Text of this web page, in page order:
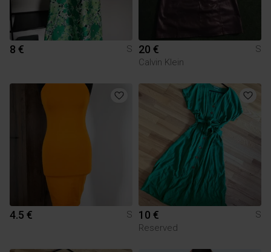
8 € S 20 €
S
Calvin Klein
4.5 € S 10 €
S
Reserved